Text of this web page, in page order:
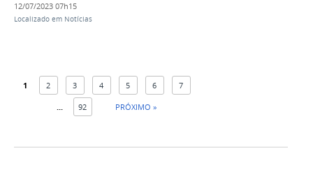
12/07/2023 07h15
Localizado em Notícias
1 2 3 4 5 6 7
... 92 PRÓXIMO »